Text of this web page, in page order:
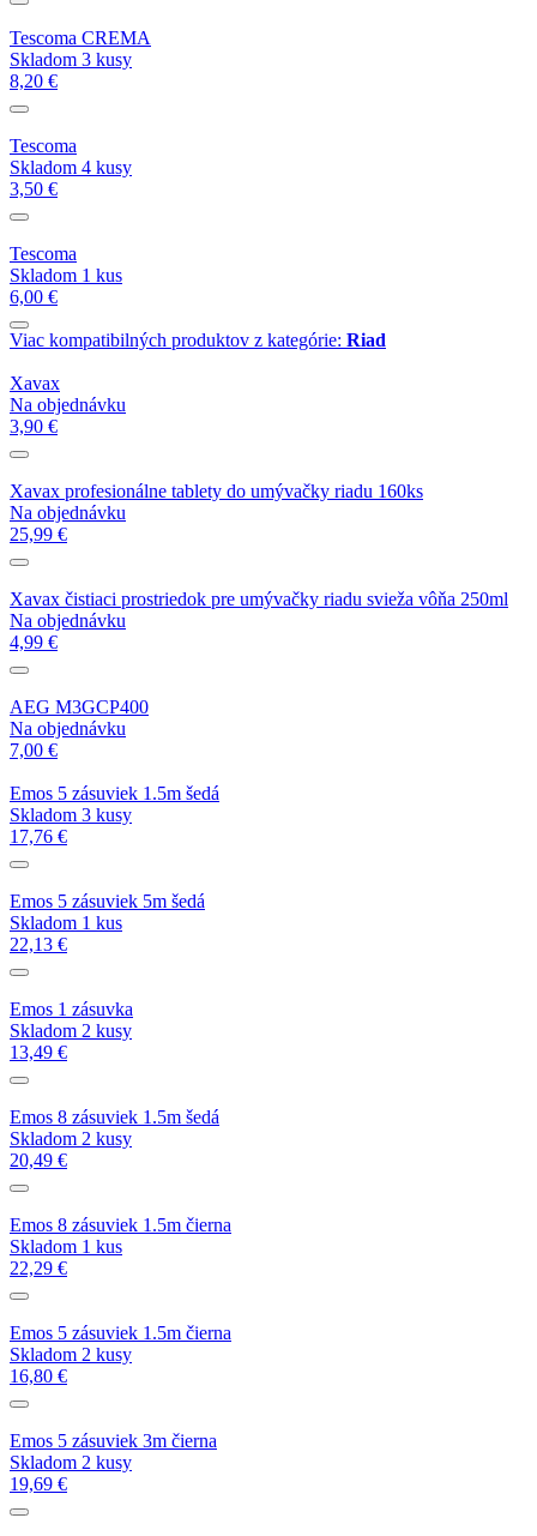
Tescoma CREMA
Skladom 3 kusy
8,20 €
Tescoma
Skladom 4 kusy
3,50 €
Tescoma
Skladom 1 kus
6,00 €
Viac kompatibilných produktov z kategórie: Riad
Xavax
Na objednávku
3,90 €
Xavax profesionálne tablety do umývačky riadu 160ks
Na objednávku
25,99 €
Xavax čistiaci prostriedok pre umývačky riadu svieža vôňa 250ml
Na objednávku
4,99 €
AEG M3GCP400
Na objednávku
7,00 €
Emos 5 zásuviek 1.5m šedá
Skladom 3 kusy
17,76 €
Emos 5 zásuviek 5m šedá
Skladom 1 kus
22,13 €
Emos 1 zásuvka
Skladom 2 kusy
13,49 €
Emos 8 zásuviek 1.5m šedá
Skladom 2 kusy
20,49 €
Emos 8 zásuviek 1.5m čierna
Skladom 1 kus
22,29 €
Emos 5 zásuviek 1.5m čierna
Skladom 2 kusy
16,80 €
Emos 5 zásuviek 3m čierna
Skladom 2 kusy
19,69 €